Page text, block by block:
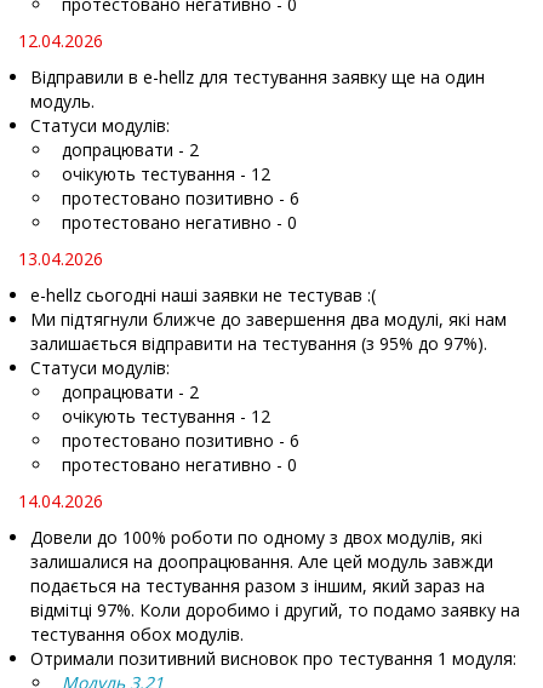
12.04.2026
Відправили в e-hellz для тестування заявку ще на один
модуль.
Статуси модулів:
допрацювати - 2
очікують тестування - 12
протестовано позитивно - 6
протестовано негативно - 0
13.04.2026
e-hellz сьогодні наші заявки не тестував :(
Ми підтягнули ближче до завершення два модулі, які нам
залишається відправити на тестування (з 95% до 97%).
Статуси модулів:
допрацювати - 2
очікують тестування - 12
протестовано позитивно - 6
протестовано негативно - 0
14.04.2026
Довели до 100% роботи по одному з двох модулів, які
залишалися на доопрацювання. Але цей модуль завжди
подається на тестування разом з іншим, який зараз на
відмітці 97%. Коли доробимо і другий, то подамо заявку на
тестування обох модулів.
Отримали позитивний висновок про тестування 1 модуля:
Модуль 3.21